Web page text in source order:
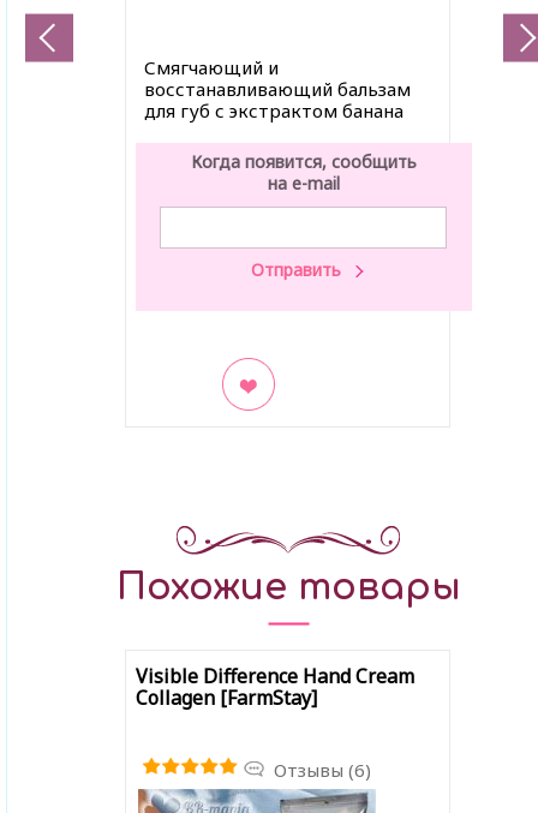
Смягчающий и
восстанавливающий бальзам
для губ с экстрактом банана
Когда появится, сообщить
на e-mail
Похожие товары
Visible Difference Hand Cream
Collagen [FarmStay]
Отзывы (6)